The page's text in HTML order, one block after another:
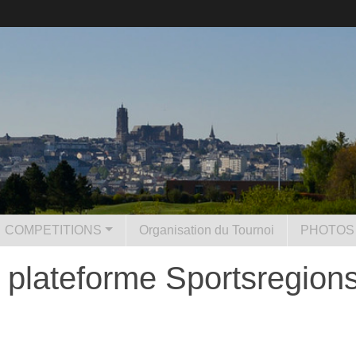
COMPETITIONS Organisation du Tournoi